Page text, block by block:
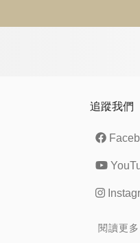
追蹤我們
閱讀更多